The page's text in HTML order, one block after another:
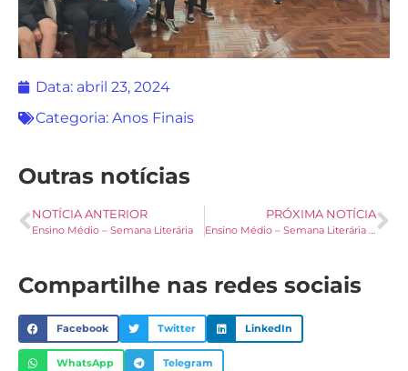
Data: abril 23, 2024
Categoria: Anos Finais
Outras notícias
NOTÍCIA ANTERIOR
Ensino Médio – Semana Literária
PRÓXIMA NOTÍCIA
Ensino Médio – Semana Literária – Troca de Livros
Compartilhe nas redes sociais
Facebook Twitter LinkedIn
WhatsApp Telegram